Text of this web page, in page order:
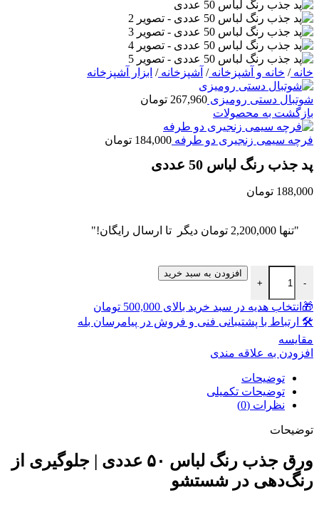
خانه/ خانه و آشپزخانه/ آشپزخانه/ ابزار آشپزخانه
شوتبال دستی رومیزی 267,960 تومان
بازگشت به محصولات
فرچه سیمی زنجیری دو طرفه 184,000 تومان
پد جذب رنگ لباس 50 عددی
188,000 تومان
"تنها 2,200,000 تومان دیگر تا ارسال رایگان!"
-
پد جذب رنگ لباس 50 عددی عدد
+
افزودن به سبد خرید
🎁انتخاب هدیه در سبد خرید بالای 500,000 تومان
🛠 ارتباط با پشتیبانی فنی و فروش در پیامرسان بله
مقايسه
افزودن به علاقه مندی
توضیحات
توضیحات تکمیلی
نظرات (0)
توضیحات
ورق جذب رنگ لباس ۵۰ عددی | جلوگیری از
رنگ‌دهی در شستشو